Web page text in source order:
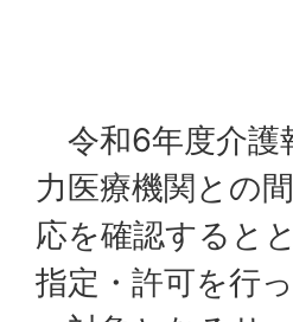
令和6年度介護
力医療機関との
応を確認すると
指定・許可を行